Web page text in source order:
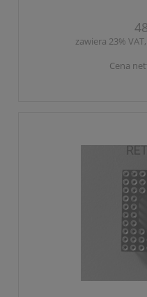
zawiera 23%
Cena